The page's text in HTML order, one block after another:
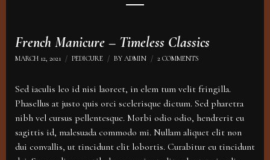
French Manicure – Timeless Classics
MARCH 12, 2021 PEDICURE BY ADMIN 2 COMMENTS
–
TIMELESS
CLASSICS
Sed iaculis leo id nisi laoreet, in elem tum velit fringilla.
Phasellus at justo quis orci scelerisque dictum. Sed pharetra
nibh vel cursus pellentesque. Morbi odio odio, hendrerit eu
sagittis id, malesuada commodo mi. Nullam aliquet elit non
dui convallis, ut tincidunt elit lobortis. Curabitur eu tincidunt